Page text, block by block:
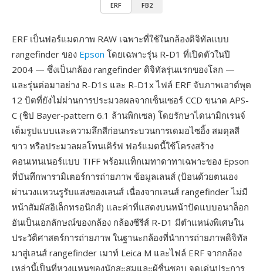
ERF FB2
ERF เป็นฟอร์แมตภาพ RAW เฉพาะที่ใช้ในกล้องดิจิทัลแบบ
rangefinder ของ Epson โดยเฉพาะรุ่น R-D1 ที่เปิดตัวในปี
2004 — ซึ่งเป็นกล้อง rangefinder ดิจิทัลรุ่นแรกของโลก —
และรุ่นต่อมาอย่าง R-D1s และ R-D1x ไฟล์ ERF จับภาพเอาต์พุต
12 บิตที่ยังไม่ผ่านการประมวลผลจากเซ็นเซอร์ CCD ขนาด APS-
C (ชิป Bayer-pattern 6.1 ล้านพิกเซล) โดยรักษาไดนามิกเรนจ์
เต็มรูปแบบและความลึกสีก่อนกระบวนการเดมอไซอิ้ง สมดุลสี
ขาว หรือประมวลผลโทนเคิร์ฟ ฟอร์แมตนี้ใช้โครงสร้าง
คอนเทนเนอร์แบบ TIFF พร้อมแท็กเมทาดาทาเฉพาะของ Epson
ที่บันทึกพารามิเตอร์การถ่ายภาพ ข้อมูลเลนส์ (ป้อนด้วยตนเอง
ผ่านวงแหวนรูรับแสงของเลนส์ เนื่องจากเลนส์ rangefinder ไม่มี
หน้าสัมผัสอิเล็กทรอนิกส์) และค่าที่แสดงบนหน้าปัดแบบอนาล็อก
อันเป็นเอกลักษณ์ของกล้อง กล้องซีรีส์ R-D1 มีตำแหน่งพิเศษใน
ประวัติศาสตร์การถ่ายภาพ ในฐานะกล้องที่นำการถ่ายภาพดิจิทัล
มาสู่เลนส์ rangefinder เมาท์ Leica M และไฟล์ ERF จากกล้อง
เหล่านี้เป็นที่หวงแหนของนักสะสมและผู้ชื่นชอบ จุดเด่นประการ